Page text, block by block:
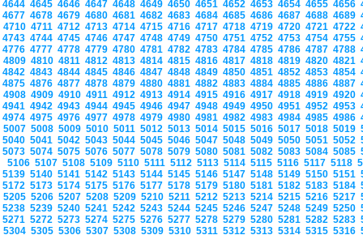
4644 4645 4646 4647 4648 4649 4650 4651 4652 4653 4654 4655 4656
4677 4678 4679 4680 4681 4682 4683 4684 4685 4686 4687 4688 4689
4710 4711 4712 4713 4714 4715 4716 4717 4718 4719 4720 4721 4722
4743 4744 4745 4746 4747 4748 4749 4750 4751 4752 4753 4754 4755
4776 4777 4778 4779 4780 4781 4782 4783 4784 4785 4786 4787 4788
4809 4810 4811 4812 4813 4814 4815 4816 4817 4818 4819 4820 4821
4842 4843 4844 4845 4846 4847 4848 4849 4850 4851 4852 4853 4854
4875 4876 4877 4878 4879 4880 4881 4882 4883 4884 4885 4886 4887
4908 4909 4910 4911 4912 4913 4914 4915 4916 4917 4918 4919 4920
4941 4942 4943 4944 4945 4946 4947 4948 4949 4950 4951 4952 4953
4974 4975 4976 4977 4978 4979 4980 4981 4982 4983 4984 4985 4986
5007 5008 5009 5010 5011 5012 5013 5014 5015 5016 5017 5018 5019
5040 5041 5042 5043 5044 5045 5046 5047 5048 5049 5050 5051 5052
5073 5074 5075 5076 5077 5078 5079 5080 5081 5082 5083 5084 5085
5106 5107 5108 5109 5110 5111 5112 5113 5114 5115 5116 5117 5118
5139 5140 5141 5142 5143 5144 5145 5146 5147 5148 5149 5150 5151
5172 5173 5174 5175 5176 5177 5178 5179 5180 5181 5182 5183 5184
5205 5206 5207 5208 5209 5210 5211 5212 5213 5214 5215 5216 5217
5238 5239 5240 5241 5242 5243 5244 5245 5246 5247 5248 5249 5250
5271 5272 5273 5274 5275 5276 5277 5278 5279 5280 5281 5282 5283
5304 5305 5306 5307 5308 5309 5310 5311 5312 5313 5314 5315 5316